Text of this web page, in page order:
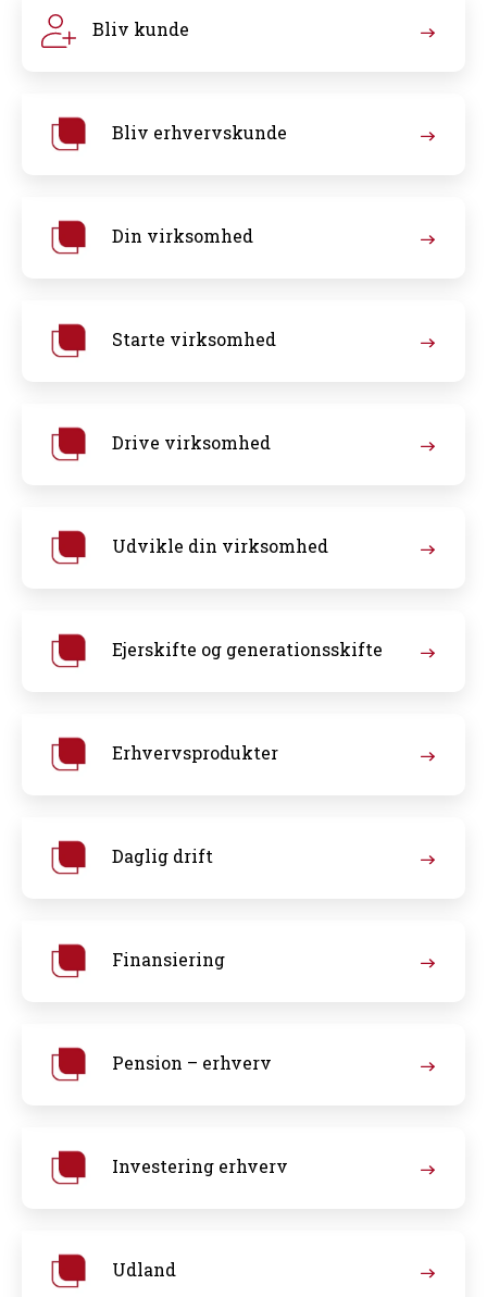
Bliv kunde
Bliv erhvervskunde
Din virksomhed
Starte virksomhed
Drive virksomhed
Udvikle din virksomhed
Ejerskifte og generationsskifte
Erhvervsprodukter
Daglig drift
Finansiering
Pension – erhverv
Investering erhverv
Udland